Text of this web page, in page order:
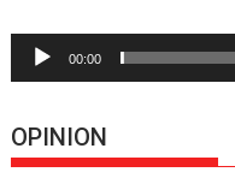
00:00
OPINION